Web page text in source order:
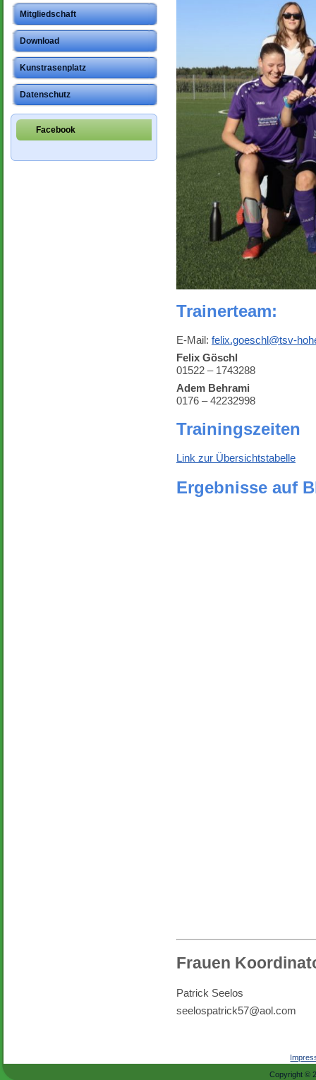
Mitgliedschaft
Download
Kunstrasenplatz
Datenschutz
Facebook
Trainerteam:
E-Mail: felix.goeschl@tsv-
Felix Göschl
01522 – 1743288
Adem Behrami
0176 – 42232998
Trainingszeiten
Link zur Übersichtstabelle
Ergebnisse auf
Frauen
Patrick Seelos
seelospatrick57@aol.com
Copyright ©